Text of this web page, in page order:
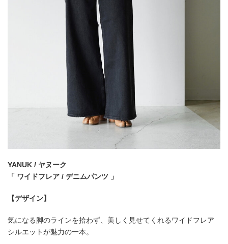
YANUK / ヤヌーク
「 ワイドフレア / デニムパンツ 」
【デザイン】
気になる脚のラインを拾わず、美しく見せてくれるワイドフレア
シルエットが魅力の一本。